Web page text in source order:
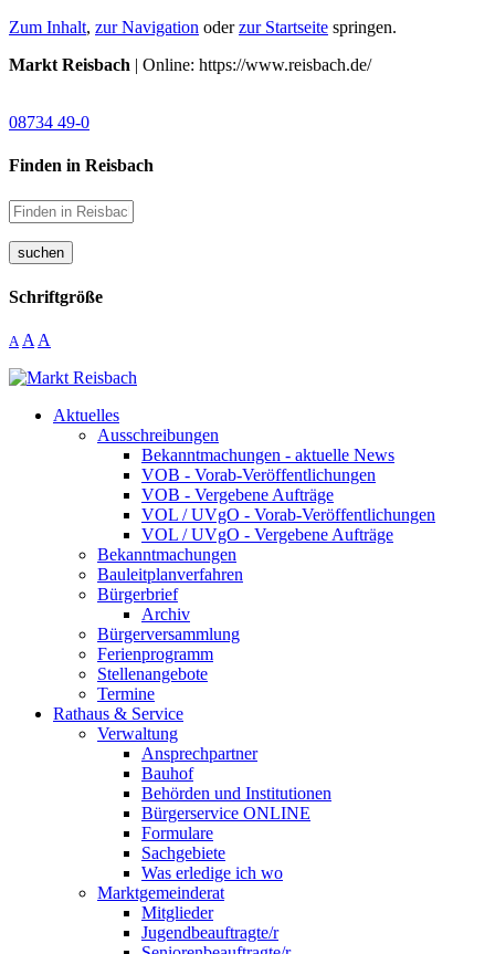
Zum Inhalt, zur Navigation oderzur Startseite springen.
Markt Reisbach | Online: https://www.reisbach.de/
08734 49-0
Finden in Reisbach
suchen
Schriftgröße
A A A
Aktuelles
Ausschreibungen
Bekanntmachungen - aktuelle News
VOB - Vorab-Veröffentlichungen
VOB - Vergebene Aufträge
VOL / UVgO - Vorab-Veröffentlichungen
VOL / UVgO - Vergebene Aufträge
Bekanntmachungen
Bauleitplanverfahren
Bürgerbrief
Archiv
Bürgerversammlung
Ferienprogramm
Stellenangebote
Termine
Rathaus & Service
Verwaltung
Ansprechpartner
Bauhof
Behörden und Institutionen
Bürgerservice ONLINE
Formulare
Sachgebiete
Was erledige ich wo
Marktgemeinderat
Mitglieder
Jugendbeauftragte/r